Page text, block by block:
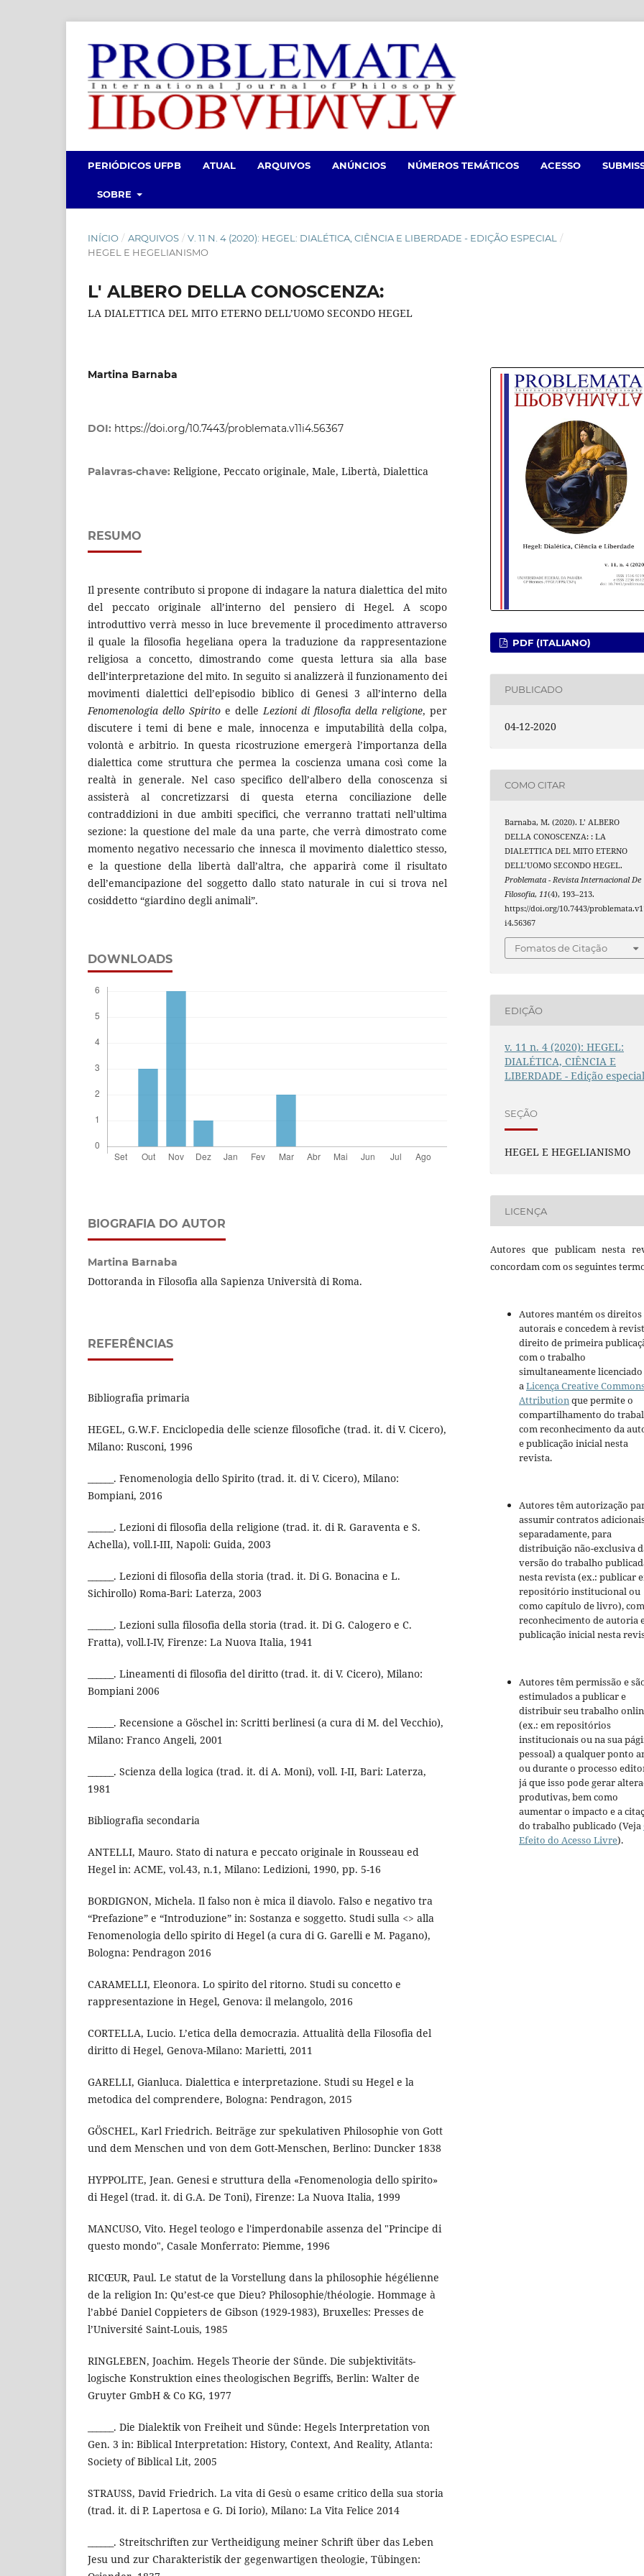
PERIÓDICOS UFPB ATUAL ARQUIVOS ANÚNCIOS NÚMEROS TEMÁTICOS ACESSO
SOBRE
INÍCIO / ARQUIVOS / V. 11 N. 4 (2020): HEGEL: DIALÉTICA, CIÊNCIA E LIBERDADE - EDIÇÃO ESPECIAL
/
HEGEL E HEGELIANISMO
L' ALBERO DELLA CONOSCENZA:
LA DIALETTICA DEL MITO ETERNO DELL’UOMO SECONDO HEGEL
Martina Barnaba
DOI: https://doi.org/10.7443/problemata.v11i4.56367
Palavras-chave: Religione, Peccato originale, Male, Libertà, Dialettica
RESUMO
Il presente contributo si propone di indagare la natura dialettica del mito
del peccato originale all’interno del pensiero di Hegel. A scopo
introduttivo verrà messo in luce brevemente il procedimento attraverso
il quale la filosofia hegeliana opera la traduzione da rappresentazione
religiosa a concetto, dimostrando come questa lettura sia alla base
dell’interpretazione del mito. In seguito si analizzerà il funzionamento dei
movimenti dialettici dell’episodio biblico di Genesi 3 all’interno della
Fenomenologia dello Spirito e delleLezioni di filosofia della religione, per
discutere i temi di bene e male, innocenza e imputabilità della colpa,
volontà e arbitrio. In questa ricostruzione emergerà l’importanza della
dialettica come struttura che permea la coscienza umana così come la
realtà in generale. Nel caso specifico dell’albero della conoscenza si
assisterà al concretizzarsi di questa eterna conciliazione delle
contraddizioni in due ambiti specifici, che verranno trattati nell’ultima
sezione: la questione del male da una parte, che verrà dimostrato come
momento negativo necessario che innesca il movimento dialettico stesso,
e la questione della libertà dall’altra, che apparirà come il risultato
dell’emancipazione del soggetto dallo stato naturale in cui si trova nel
cosiddetto “giardino degli animali”.
DOWNLOADS
BIOGRAFIA DO AUTOR
Martina Barnaba
Dottoranda in Filosofia alla Sapienza Università di Roma.
REFERÊNCIAS
Bibliografia primaria
HEGEL, G.W.F. Enciclopedia delle scienze filosofiche (trad. it. di V. Cicero),
Milano: Rusconi, 1996
______. Fenomenologia dello Spirito (trad. it. di V. Cicero), Milano:
Bompiani, 2016
______. Lezioni di filosofia della religione (trad. it. di R. Garaventa e S.
Achella), voll.I-III, Napoli: Guida, 2003
______. Lezioni di filosofia della storia (trad. it. Di G. Bonacina e L.
Sichirollo) Roma-Bari: Laterza, 2003
______. Lezioni sulla filosofia della storia (trad. it. Di G. Calogero e C.
Fratta), voll.I-IV, Firenze: La Nuova Italia, 1941
______. Lineamenti di filosofia del diritto (trad. it. di V. Cicero), Milano:
Bompiani 2006
______. Recensione a Göschel in: Scritti berlinesi (a cura di M. del Vecchio),
Milano: Franco Angeli, 2001
______. Scienza della logica (trad. it. di A. Moni), voll. I-II, Bari: Laterza,
1981
Bibliografia secondaria
ANTELLI, Mauro. Stato di natura e peccato originale in Rousseau ed
Hegel in: ACME, vol.43, n.1, Milano: Ledizioni, 1990, pp. 5-16
BORDIGNON, Michela. Il falso non è mica il diavolo. Falso e negativo tra
“Prefazione” e “Introduzione” in: Sostanza e soggetto. Studi sulla <> alla
Fenomenologia dello spirito di Hegel (a cura di G. Garelli e M. Pagano),
Bologna: Pendragon 2016
CARAMELLI, Eleonora. Lo spirito del ritorno. Studi su concetto e
rappresentazione in Hegel, Genova: il melangolo, 2016
CORTELLA, Lucio. L’etica della democrazia. Attualità della Filosofia del
diritto di Hegel, Genova-Milano: Marietti, 2011
GARELLI, Gianluca. Dialettica e interpretazione. Studi su Hegel e la
metodica del comprendere, Bologna: Pendragon, 2015
GÖSCHEL, Karl Friedrich. Beiträge zur spekulativen Philosophie von Gott
und dem Menschen und von dem Gott-Menschen, Berlino: Duncker 1838
HYPPOLITE, Jean. Genesi e struttura della «Fenomenologia dello spirito»
di Hegel (trad. it. di G.A. De Toni), Firenze: La Nuova Italia, 1999
MANCUSO, Vito. Hegel teologo e l'imperdonabile assenza del "Principe di
questo mondo", Casale Monferrato: Piemme, 1996
RICŒUR, Paul. Le statut de la Vorstellung dans la philosophie hégélienne
de la religion In: Qu’est-ce que Dieu? Philosophie/théologie. Hommage à
l’abbé Daniel Coppieters de Gibson (1929-1983), Bruxelles: Presses de
l’Université Saint-Louis, 1985
RINGLEBEN, Joachim. Hegels Theorie der Sünde. Die subjektivitäts-
logische Konstruktion eines theologischen Begriffs, Berlin: Walter de
Gruyter GmbH & Co KG, 1977
______. Die Dialektik von Freiheit und Sünde: Hegels Interpretation von
Gen. 3 in: Biblical Interpretation: History, Context, And Reality, Atlanta:
Society of Biblical Lit, 2005
STRAUSS, David Friedrich. La vita di Gesù o esame critico della sua storia
(trad. it. di P. Lapertosa e G. Di Iorio), Milano: La Vita Felice 2014
______. Streitschriften zur Vertheidigung meiner Schrift über das Leben
Jesu und zur Charakteristik der gegenwartigen theologie, Tübingen:
PDF (ITALIANO)
PUBLICADO
04-12-2020
COMO CITAR
Barnaba, M. (2020). L’ ALBERO
DELLA CONOSCENZA: : LA
DIALETTICA DEL MITO ETERNO
DELL’UOMO SECONDO HEGEL.
Problemata - Revista Internacional De
Filosofia, 11(4), 193–213.
https://doi.org/10.7443/
i4.56367
Fomatos de Citação
EDIÇÃO
v. 11 n. 4 (2020): HEGEL:
DIALÉTICA, CIÊNCIA E
LIBERDADE - Edição
SEÇÃO
HEGEL E HEGELIANISMO
LICENÇA
Autores que publicam nesta
concordam com os seguintes
Autores mantém os direitos
autorais e concedem à
direito de primeira
com o trabalho
simultaneamente
aLicença Creative
Attributionque permite o
compartilhamento do
com reconhecimento da
e publicação inicial nesta
revista.
Autores têm autorização
assumir contratos
separadamente, para
distribuição não-exclusiva
versão do trabalho
nesta revista (ex.: publicar
repositório institucional ou
como capítulo de livro), com
reconhecimento de autoria
publicação inicial nesta
Autores têm permissão e
estimulados a publicar e
distribuir seu trabalho
(ex.: em repositórios
institucionais ou na sua
pessoal) a qualquer ponto
ou durante o processo
já que isso pode gerar
produtivas, bem como
aumentar o impacto e a
do trabalho publicado (Veja
Efeito do Acesso Livre).